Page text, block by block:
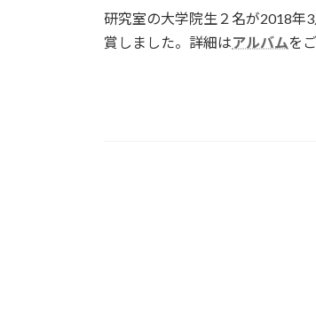
研究室の大学院生２名が2018年
賞しました。 詳細はアルバムを